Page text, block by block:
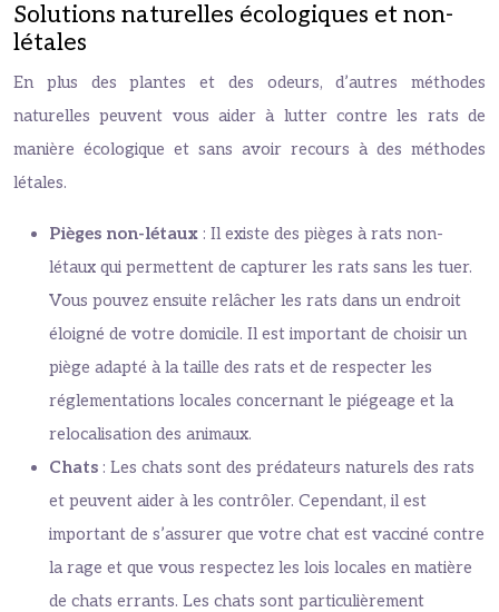
Solutions naturelles écologiques et non-
létales
En plus des plantes et des odeurs, d’autres méthodes
naturelles peuvent vous aider à lutter contre les rats de
manière écologique et sans avoir recours à des méthodes
létales.
Pièges non-létaux : Il existe des pièges à rats non-
létaux qui permettent de capturer les rats sans les tuer.
Vous pouvez ensuite relâcher les rats dans un endroit
éloigné de votre domicile. Il est important de choisir un
piège adapté à la taille des rats et de respecter les
réglementations locales concernant le piégeage et la
relocalisation des animaux.
Chats : Les chats sont des prédateurs naturels des rats
et peuvent aider à les contrôler. Cependant, il est
important de s’assurer que votre chat est vacciné contre
la rage et que vous respectez les lois locales en matière
de chats errants. Les chats sont particulièrement